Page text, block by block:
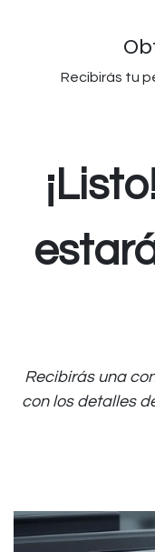
Recibirás tu
Recibirás una
con los detalles